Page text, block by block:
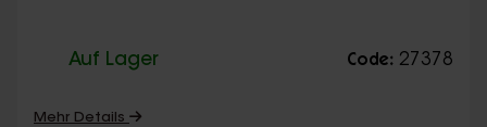
Auf Lager Code: 27378
Mehr Details